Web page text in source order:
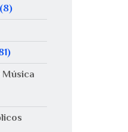
(8)
Música